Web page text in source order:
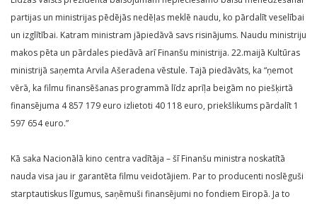
partijas un ministrijas pēdējās nedēļas meklē naudu, ko pārdalīt veselībai
un izglītībai. Katram ministram jāpiedāvā savs risinājums. Naudu ministriju
makos pēta un pārdales piedāvā arī Finanšu ministrija. 22.maijā Kultūras
ministrijā saņemta Arvila Ašeradena vēstule. Tajā piedāvāts, ka “ņemot
vērā, ka filmu finansēšanas programmā līdz aprīļa beigām no piešķirtā
finansējuma 4 857 179 euro izlietoti 40 118 euro, priekšlikums pārdalīt 1
597 654 euro.”
Kā saka Nacionālā kino centra vadītāja – šī Finanšu ministra noskatītā
nauda visa jau ir garantēta filmu veidotājiem. Par to producenti noslēguši
starptautiskus līgumus, saņēmuši finansējumi no fondiem Eiropā. Ja to